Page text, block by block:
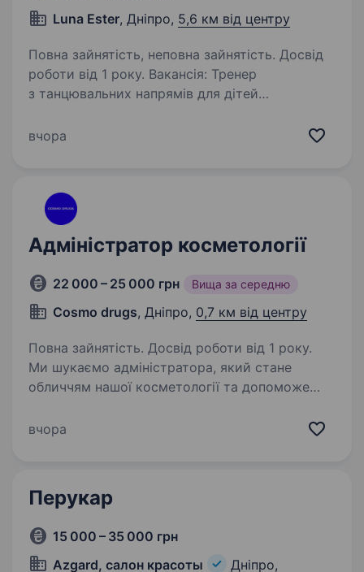
Luna Ester, Дніпро, 5,6 км від центру
Повна зайнятість, неповна зайнятість. Досвід
роботи від 1 року. Вакансія: Тренер
з танцювальних напрямів для дітей
Перемога Студія «Luna Ester» шукає в свою
вчора
Адміністратор косметології
22 000 – 25 000 грн Вища за середню
Cosmo drugs, Дніпро, 0,7 км від центру
Повна зайнятість. Досвід роботи від 1 року.
Ми шукаємо адміністратора, який стане
обличчям нашої косметології та допоможе
сервіс. Що потрібно робити: зустрічати
вчора
Перукар
15 000 – 35 000 грн
Azgard, салон красоты
Дніпро,